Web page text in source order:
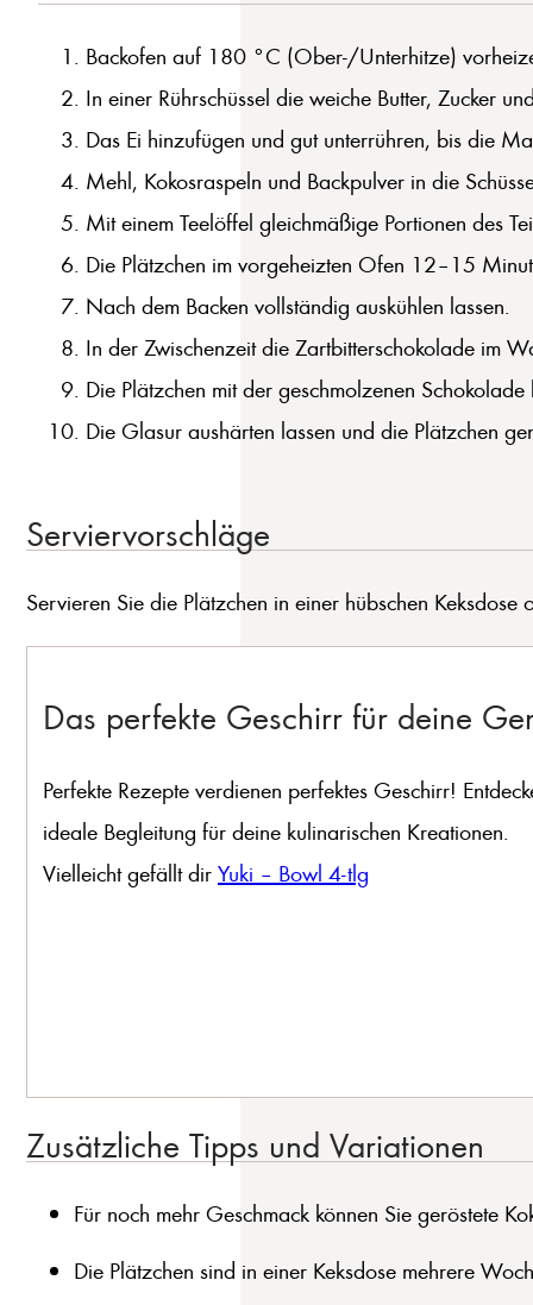
Backofen auf 180 °C (Ober-/Unterhitze)
In einer Rührschüssel die weiche Butter, Zucker
Das Ei hinzufügen und gut unterrühren, bis die
Mehl, Kokosraspeln und Backpulver in die
Mit einem Teelöffel gleichmäßige Portionen des
Die Plätzchen im vorgeheizten Ofen 12–15
Nach dem Backen vollständig auskühlen lassen.
In der Zwischenzeit die Zartbitterschokolade im
Die Plätzchen mit der geschmolzenen
Die Glasur aushärten lassen und die Plätzchen
Serviervorschläge
Servieren Sie die Plätzchen in einer hübschen
Das perfekte Geschirr für deine
Perfekte Rezepte verdienen perfektes Geschirr!
ideale Begleitung für deine kulinarischen Kreationen.
Vielleicht gefällt dir Yuki – Bowl 4-tlg
Zusätzliche Tipps und Variationen
Für noch mehr Geschmack können Sie geröstete
Die Plätzchen sind in einer Keksdose mehrere